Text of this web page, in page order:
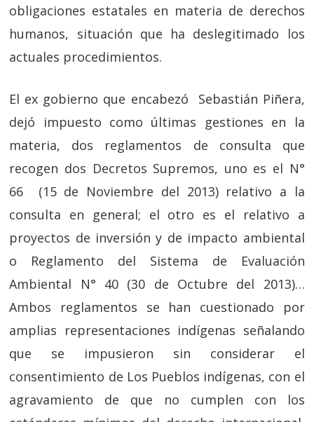
obligaciones estatales en materia de derechos
humanos, situación que ha deslegitimado los
actuales procedimientos.
El ex gobierno que encabezó Sebastián Piñera,
dejó impuesto como últimas gestiones en la
materia, dos reglamentos de consulta que
recogen dos Decretos Supremos, uno es el N°
66 (15 de Noviembre del 2013) relativo a la
consulta en general; el otro es el relativo a
proyectos de inversión y de impacto ambiental
o Reglamento del Sistema de Evaluación
Ambiental N° 40 (30 de Octubre del 2013)…
Ambos reglamentos se han cuestionado por
amplias representaciones indígenas señalando
que se impusieron sin considerar el
consentimiento de Los Pueblos indígenas, con el
agravamiento de que no cumplen con los